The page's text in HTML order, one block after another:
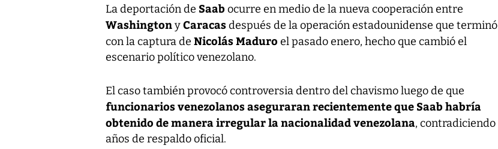
La deportación de Saab ocurre en medio de la nueva cooperación entre
WashingtonyCaracasdespués de la operación estadounidense que terminó
con la captura de Nicolás Maduro el pasado enero, hecho que cambió el
escenario político venezolano.
El caso también provocó controversia dentro del chavismo luego de que
funcionarios venezolanos aseguraran recientemente que Saab habría
obtenido de manera irregular la nacionalidad venezolana, contradiciendo
años de respaldo oficial.